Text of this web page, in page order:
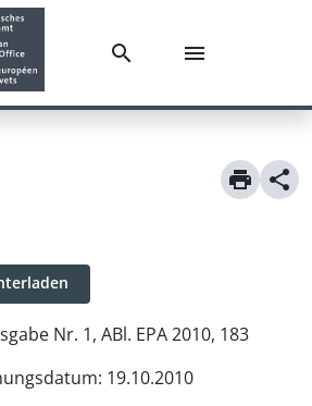
Nr. 1, ABl. EPA 2010, 183
: 19.10.2010